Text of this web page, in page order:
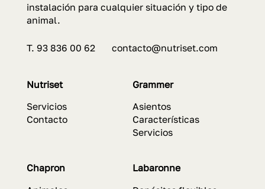
instalación para cualquier situación y tipo de
animal.
T. 93 836 00 62 contacto@nutriset.com
Nutriset
Servicios
Contacto
Grammer
Asientos
Características
Servicios
Chapron Labaronne